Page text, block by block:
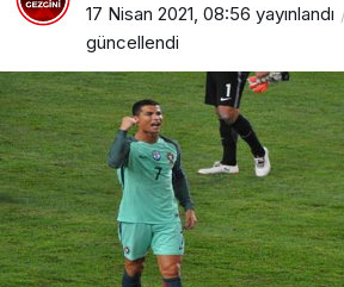
17 Nisan 2021, 08:56 yayınlandı
güncellendi